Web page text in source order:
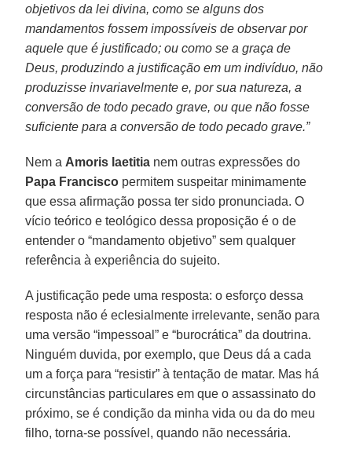
objetivos da lei divina, como se alguns dos
mandamentos fossem impossíveis de observar por
aquele que é justificado; ou como se a graça de
Deus, produzindo a justificação em um indivíduo, não
produzisse invariavelmente e, por sua natureza, a
conversão de todo pecado grave, ou que não fosse
suficiente para a conversão de todo pecado grave.”
Nem a Amoris laetitia nem outras expressões do
Papa Francisco permitem suspeitar minimamente
que essa afirmação possa ter sido pronunciada. O
vício teórico e teológico dessa proposição é o de
entender o “mandamento objetivo” sem qualquer
referência à experiência do sujeito.
A justificação pede uma resposta: o esforço dessa
resposta não é eclesialmente irrelevante, senão para
uma versão “impessoal” e “burocrática” da doutrina.
Ninguém duvida, por exemplo, que Deus dá a cada
um a força para “resistir” à tentação de matar. Mas há
circunstâncias particulares em que o assassinato do
próximo, se é condição da minha vida ou da do meu
filho, torna-se possível, quando não necessária.